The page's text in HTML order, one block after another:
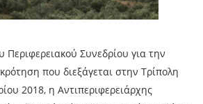
Περιφερειακού Συνεδρίου για την
που διεξάγεται στην Τρίπολη
2018, η Αντιπεριφερειάρχης